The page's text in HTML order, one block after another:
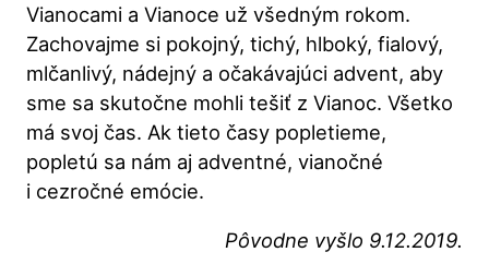
Vianocami a Vianoce už všedným rokom.
Zachovajme si pokojný, tichý, hlboký, fialový,
mlčanlivý, nádejný a očakávajúci advent, aby
sme sa skutočne mohli tešiť z Vianoc. Všetko
má svoj čas. Ak tieto časy popletieme,
popletú sa nám aj adventné, vianočné
i cezročné emócie.
Pôvodne vyšlo 9.12.2019.